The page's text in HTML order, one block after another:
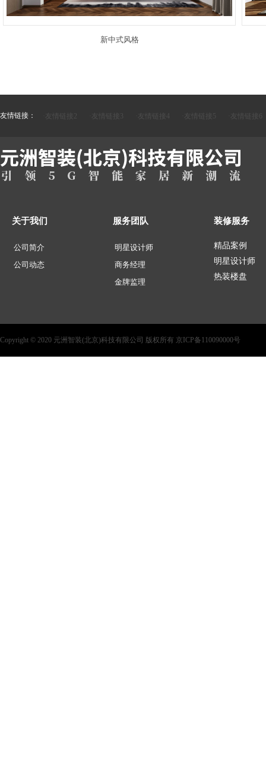
新中式风格
友情链接： ·友情链接2 ·友情链接3 ·友情链接4 ·友情链接5 ·友情链接6
关于我们 服务团队 装修服务
公司简介
公司动态
明星设计师
商务经理
金牌监理
精品案例
明星设计师
热装楼盘
Copyright © 2020 元洲智装(北京)科技有限公司 版权所有 京ICP备110090000号